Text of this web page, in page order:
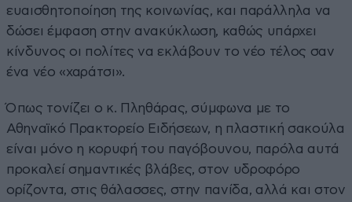
ευαισθητοποίηση της κοινωνίας, και παράλληλα να
δώσει έμφαση στην ανακύκλωση, καθώς υπάρχει
κίνδυνος οι πολίτες να εκλάβουν το νέο τέλος σαν
ένα νέο «χαράτσι».
Όπως τονίζει ο κ. Πληθάρας, σύμφωνα με το
Αθηναϊκό Πρακτορείο Ειδήσεων, η πλαστική σακούλα
είναι μόνο η κορυφή του παγόβουνου, παρόλα αυτά
προκαλεί σημαντικές βλάβες, στον υδροφόρο
ορίζοντα, στις θάλασσες, στην πανίδα, αλλά και στον